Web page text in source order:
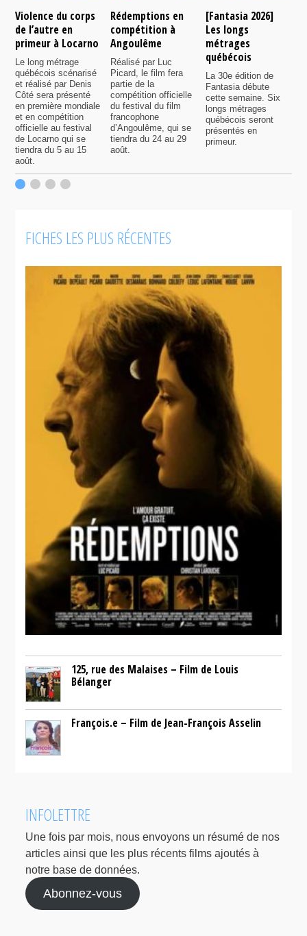
Violence du corps
de l’autre en
primeur à Locarno
Le long métrage
québécois scénarisé
et réalisé par Denis
Côté sera présenté
en première mondiale
et en compétition
officielle au festival
de Locarno qui se
tiendra du 5 au 15
août.
Rédemptions en
compétition à
Angoulême
Réalisé par Luc
Picard, le film fera
partie de la
compétition officielle
du festival du film
francophone
d’Angoulême, qui se
tiendra du 24 au 29
août.
[Fantasia 2026]
Les longs
métrages
québécois
La 30e édition de
Fantasia débute
cette semaine. Six
longs métrages
québécois seront
présentés en
primeur.
FICHES LES PLUS RÉCENTES
125, rue des Malaises – Film de Louis
Bélanger
François.e – Film de Jean-François Asselin
INFOLETTRE
Une fois par mois, nous envoyons un résumé de nos
articles ainsi que les plus récents films ajoutés à
notre base de données.
Abonnez-vous